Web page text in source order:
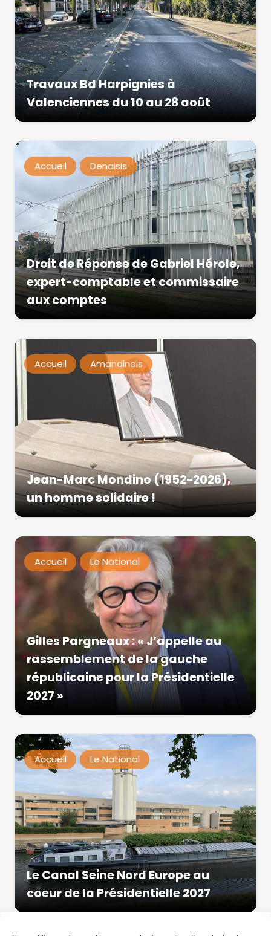
Travaux Bd Harpignies à
Valenciennes du 10 au 28 août
Accueil Denaisis
Droit de Réponse de Gabriel Hérole,
expert-comptable et commissaire
aux comptes
Accueil Amandinois
Jean-Marc Mondino (1952-2026),
un homme solidaire !
Accueil Le National
Gilles Pargneaux : « J’appelle au
rassemblement de la gauche
républicaine pour la Présidentielle
2027 »
Accueil Le National
Le Canal Seine Nord Europe au
coeur de la Présidentielle 2027